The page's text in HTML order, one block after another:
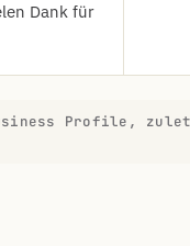
Dank für
Profile,